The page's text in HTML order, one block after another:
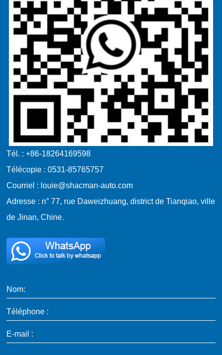
Tél. : +86-18264169598
Télécopie : 0531-85765757
Courriel : louie@shacman-auto.com
Adresse : n° 77, rue Daweizhuang, district de Tianqiao, ville
de Jinan, Chine.
Nom:
Téléphone :
E-mail :